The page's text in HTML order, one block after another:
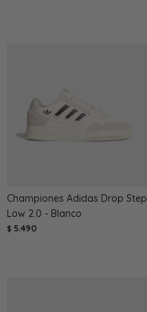
Championes Adidas Drop Step
Low 2.0 - Blanco
$ 5.490